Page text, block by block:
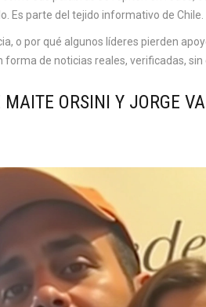
Es parte del tejido informativo de Chile.
o por qué algunos líderes pierden
de noticias reales, verificadas, sin
ORSINI Y JORGE